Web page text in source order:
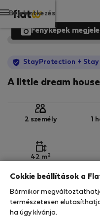
Bejelentkezés
Fényképek
StayProtection +
A little dream house
2 személy 1
42 m2
Az Ön tartózkodását
StayProtection
Cokkie beállítások a
Bármikor
természetesen
ha úgy kívánja.